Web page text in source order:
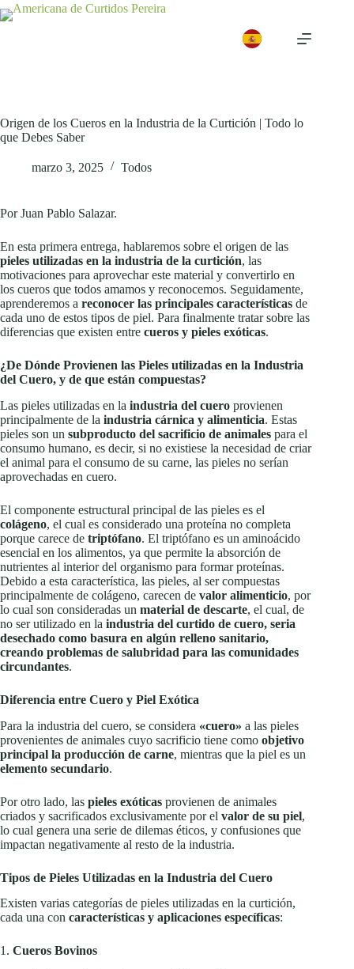
Origen de los Cueros en la Industria de la Curtición | Todo lo
que Debes Saber
marzo 3, 2025 Todos
Por Juan Pablo Salazar.
En esta primera entrega, hablaremos sobre el origen de las
pieles utilizadas en la industria de la curtición, las
motivaciones para aprovechar este material y convertirlo en
los cueros que todos amamos y reconocemos. Seguidamente,
aprenderemos a reconocer las principales características de
cada uno de estos tipos de piel. Para finalmente tratar sobre las
diferencias que existen entre cueros y pieles exóticas.
¿De Dónde Provienen las Pieles utilizadas en la Industria
del Cuero, y de que están compuestas?
Las pieles utilizadas en la industria del cuero provienen
principalmente de la industria cárnica y alimenticia. Estas
pieles son un subproducto del sacrificio de animales para el
consumo humano, es decir, si no existiese la necesidad de criar
el animal para el consumo de su carne, las pieles no serían
aprovechadas en cuero.
El componente estructural principal de las pieles es el
colágeno, el cual es considerado una proteína no completa
porque carece de triptófano. El triptófano es un aminoácido
esencial en los alimentos, ya que permite la absorción de
nutrientes al interior del organismo para formar proteínas.
Debido a esta característica, las pieles, al ser compuestas
principalmente de colágeno, carecen de valor alimenticio, por
lo cual son consideradas un material de descarte, el cual, de
no ser utilizado en la industria del curtido de cuero, seria
desechado como basura en algún relleno sanitario,
creando problemas de salubridad para las comunidades
circundantes.
Diferencia entre Cuero y Piel Exótica
Para la industria del cuero, se considera «cuero» a las pieles
provenientes de animales cuyo sacrificio tiene como objetivo
principal la producción de carne, mientras que la piel es un
elemento secundario.
Por otro lado, las pieles exóticas provienen de animales
criados y sacrificados exclusivamente por el valor de su piel,
lo cual genera una serie de dilemas éticos, y confusiones que
impactan negativamente al resto de la industria.
Tipos de Pieles Utilizadas en la Industria del Cuero
Existen varias categorías de pieles utilizadas en la curtición,
cada una con características y aplicaciones específicas:
1. Cueros Bovinos